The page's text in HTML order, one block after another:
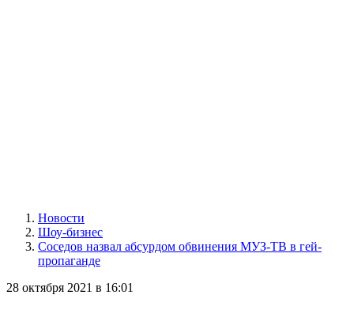
Новости
Шоу-бизнес
Соседов назвал абсурдом обвинения МУЗ-ТВ в гей-
пропаганде
28 октября 2021 в 16:01